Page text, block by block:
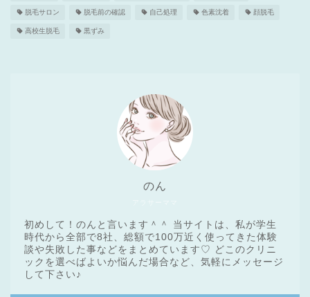
脱毛サロン 脱毛前の確認 自己処理 色素沈着 顔脱毛
高校生脱毛 黒ずみ
のん
初めして！のんと言います＾＾ 当サイトは、私が学生
時代から全部で8社、総額で100万近く使ってきた体験
談や失敗した事などをまとめています♡ どこのクリニ
ックを選べばよいか悩んだ場合など、気軽にメッセージ
して下さい♪